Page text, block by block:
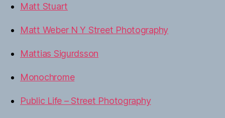
Matt Stuart
Matt Weber N Y Street Photography
Mattias Sigurdsson
Monochrome
Public Life – Street Photography